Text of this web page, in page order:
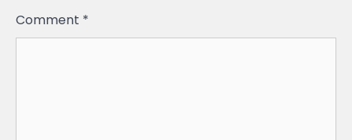
Comment *